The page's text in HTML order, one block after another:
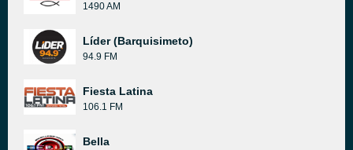
1490 AM
Líder (Barquisimeto)
94.9 FM
Fiesta Latina
106.1 FM
Bella